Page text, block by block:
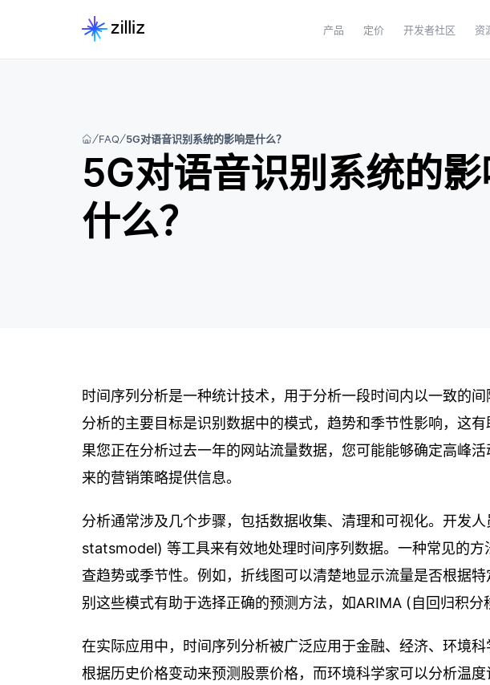
产品 定价 开发者社区 资
FAQ 5G对语音识别系统的影响是什么？
5G对语音识别系统的
什么？
时间序列分析是一种统计技术，用于分析一段时间内以一致的
分析的主要目标是识别数据中的模式，趋势和季节性影响，这
果您正在分析过去一年的网站流量数据，您可能能够确定高峰
来的营销策略提供信息。
分析通常涉及几个步骤，包括数据收集、清理和可视化。开发
statsmodel) 等工具来有效地处理时间序列数据。一种常见的
查趋势或季节性。例如，折线图可以清楚地显示流量是否根据
别这些模式有助于选择正确的预测方法，如ARIMA (自回归积分
在实际应用中，时间序列分析被广泛应用于金融、经济、环境
根据历史价格变动来预测股票价格，而环境科学家可以分析温